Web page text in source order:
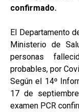
confirmado.
El Departamento
Ministerio de
personas
probables, por
Según el 14º
17 de
examen PCR